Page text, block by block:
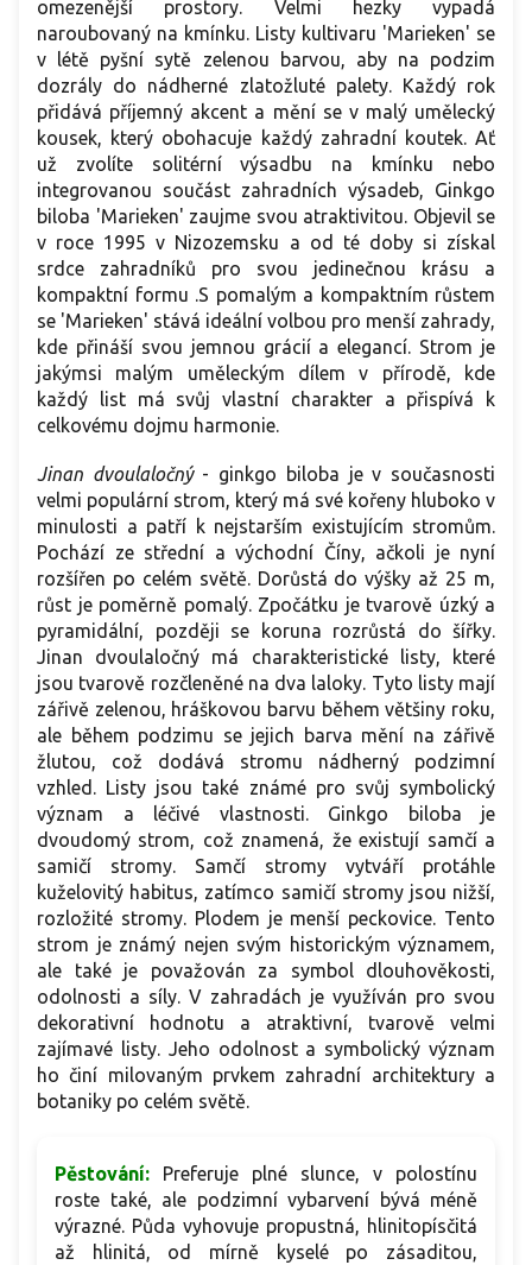
omezenější prostory. Velmi hezky vypadá
naroubovaný na kmínku. Listy kultivaru 'Marieken' se
v létě pyšní sytě zelenou barvou, aby na podzim
dozrály do nádherné zlatožluté palety. Každý rok
přidává příjemný akcent a mění se v malý umělecký
kousek, který obohacuje každý zahradní koutek. Ať
už zvolíte solitérní výsadbu na kmínku nebo
integrovanou součást zahradních výsadeb, Ginkgo
biloba 'Marieken' zaujme svou atraktivitou. Objevil se
v roce 1995 v Nizozemsku a od té doby si získal
srdce zahradníků pro svou jedinečnou krásu a
kompaktní formu .S pomalým a kompaktním růstem
se 'Marieken' stává ideální volbou pro menší zahrady,
kde přináší svou jemnou grácií a elegancí. Strom je
jakýmsi malým uměleckým dílem v přírodě, kde
každý list má svůj vlastní charakter a přispívá k
celkovému dojmu harmonie.
Jinan dvoulaločný - ginkgo biloba je v současnosti
velmi populární strom, který má své kořeny hluboko v
minulosti a patří k nejstarším existujícím stromům.
Pochází ze střední a východní Číny, ačkoli je nyní
rozšířen po celém světě. Dorůstá do výšky až 25 m,
růst je poměrně pomalý. Zpočátku je tvarově úzký a
pyramidální, později se koruna rozrůstá do šířky.
Jinan dvoulaločný má charakteristické listy, které
jsou tvarově rozčleněné na dva laloky. Tyto listy mají
zářivě zelenou, hráškovou barvu během většiny roku,
ale během podzimu se jejich barva mění na zářivě
žlutou, což dodává stromu nádherný podzimní
vzhled. Listy jsou také známé pro svůj symbolický
význam a léčivé vlastnosti. Ginkgo biloba je
dvoudomý strom, což znamená, že existují samčí a
samičí stromy. Samčí stromy vytváří protáhle
kuželovitý habitus, zatímco samičí stromy jsou nižší,
rozložité stromy. Plodem je menší peckovice. Tento
strom je známý nejen svým historickým významem,
ale také je považován za symbol dlouhověkosti,
odolnosti a síly. V zahradách je využíván pro svou
dekorativní hodnotu a atraktivní, tvarově velmi
zajímavé listy. Jeho odolnost a symbolický význam
ho činí milovaným prvkem zahradní architektury a
botaniky po celém světě.
Pěstování: Preferuje plné slunce, v polostínu
roste také, ale podzimní vybarvení bývá méně
výrazné. Půda vyhovuje propustná, hlinitopísčitá
až hlinitá, od mírně kyselé po zásaditou,